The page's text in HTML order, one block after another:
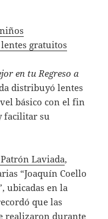
gratuitos
en tu Regreso a
distribuyó lentes
básico con el fin
facilitar su
Laviada,
“Joaquín Coello
ubicadas en la
que las
realizaron durante